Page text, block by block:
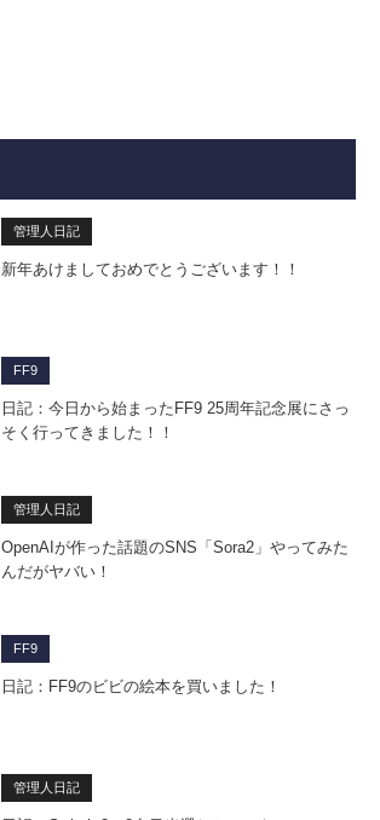
管理人日記
新年あけましておめでとうございます！！
FF9
日記：今日から始まったFF9 25周年記念展にさっ
そく行ってきました！！
管理人日記
OpenAIが作った話題のSNS「Sora2」やってみた
んだがヤバい！
FF9
日記：FF9のビビの絵本を買いました！
管理人日記